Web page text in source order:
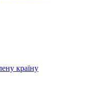
країну